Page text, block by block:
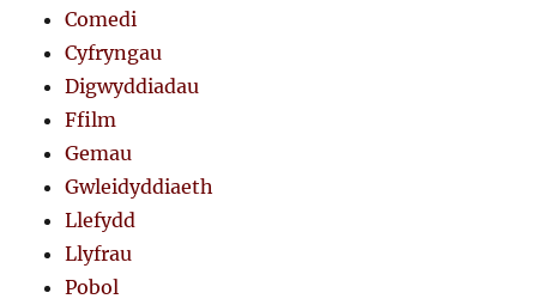
Comedi
Cyfryngau
Digwyddiadau
Ffilm
Gemau
Gwleidyddiaeth
Llefydd
Llyfrau
Pobol